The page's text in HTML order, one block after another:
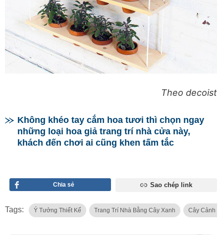
Theo decoist
Không khéo tay cắm hoa tươi thì chọn ngay
những loại hoa giả trang trí nhà cửa này,
khách đến chơi ai cũng khen tấm tắc
Chia sẻ Sao chép link
Tags: Ý Tưởng Thiết Kế Trang Trí Nhà Bằng Cây Xanh Cây Cảnh